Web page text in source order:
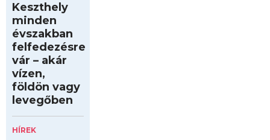
Keszthely
minden
évszakban
felfedezésre
vár – akár
vízen,
földön vagy
levegőben
HÍREK